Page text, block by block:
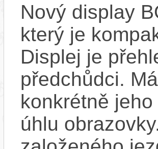
Nový display
který je
Displej je
předchůdci.
konkrétně
úhlu